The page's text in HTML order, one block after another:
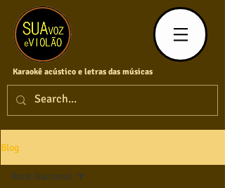
Karaokê acústico e letras das músicas
Blog
Rock Nacional